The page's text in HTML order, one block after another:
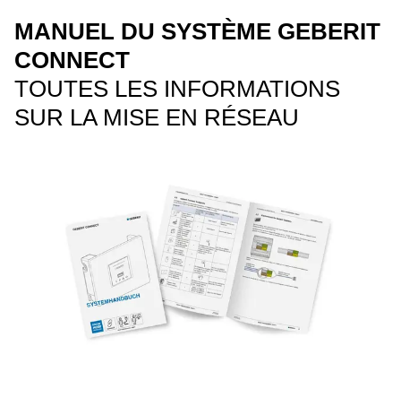
MANUEL DU SYSTÈME GEBERIT
CONNECT
TOUTES LES INFORMATIONS
SUR LA MISE EN RÉSEAU